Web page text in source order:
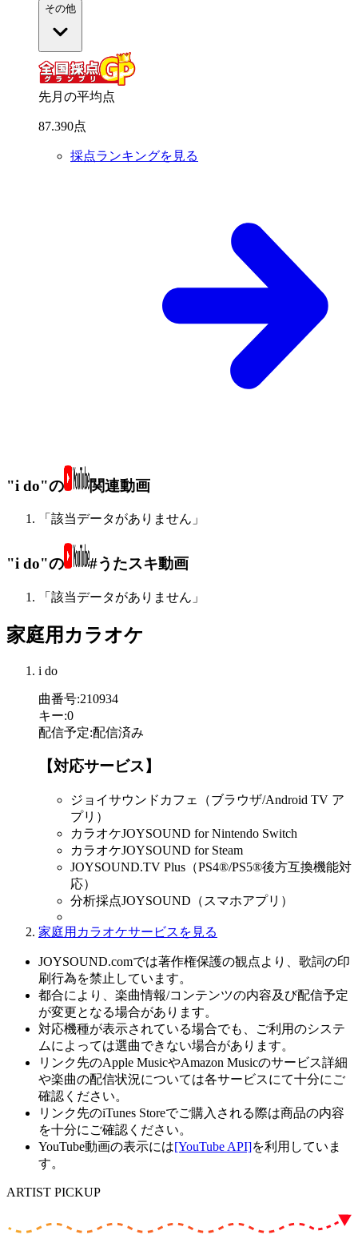
その他
先月の平均点
87.390点
採点ランキングを見る
"i do"の 関連動画
「該当データがありません」
"i do"の #うたスキ動画
「該当データがありません」
家庭用カラオケ
i do
曲番号:210934
キー:0
配信予定:配信済み
【対応サービス】
ジョイサウンドカフェ（ブラウザ/Android TV ア
プリ）
カラオケJOYSOUND for Nintendo Switch
カラオケJOYSOUND for Steam
JOYSOUND.TV Plus（PS4®/PS5®後方互換機能対
応）
分析採点JOYSOUND（スマホアプリ）
家庭用カラオケサービスを見る
JOYSOUND.comでは著作権保護の観点より、歌詞の印
刷行為を禁止しています。
都合により、楽曲情報/コンテンツの内容及び配信予定
が変更となる場合があります。
対応機種が表示されている場合でも、ご利用のシステ
ムによっては選曲できない場合があります。
リンク先のApple MusicやAmazon Musicのサービス詳細
や楽曲の配信状況については各サービスにて十分にご
確認ください。
リンク先のiTunes Storeでご購入される際は商品の内容
を十分にご確認ください。
YouTube動画の表示には[YouTube API]を利用していま
す。
ARTIST PICKUP